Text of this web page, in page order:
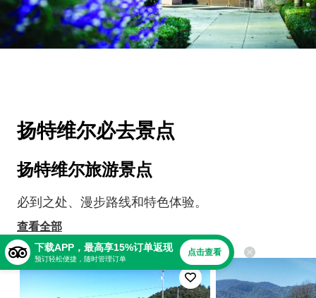
扬特维尔必去景点
扬特维尔旅游景点
必到之处、漫步路线和特色体验。
查看全部
下载APP，最高享15%订单返现
预订轻松便捷，随时管理订单
点击查看